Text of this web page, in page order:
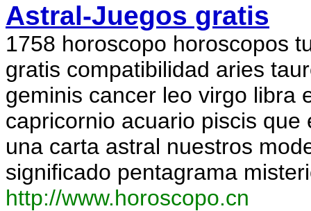
Astral-Juegos gratis
1758 horoscopo horoscopos
gratis compatibilidad aries
geminis cancer leo virgo libra
capricornio acuario piscis que
una carta astral nuestros
significado pentagrama
http://www.horoscopo.cn